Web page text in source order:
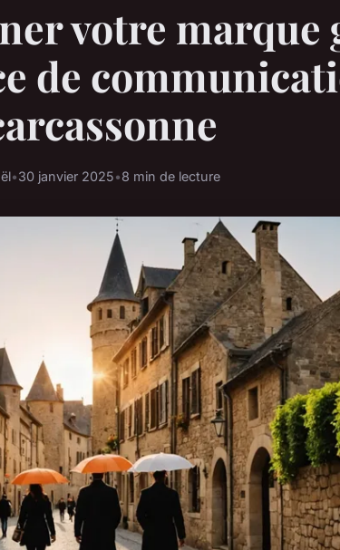
votre marque
de
•30 janvier 2025•8 min de lecture